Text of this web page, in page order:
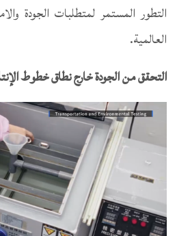
التطور المستمر لمتطلبات الجودة
العالمية.
التحقق من الجودة خارج نطاق خطوط الإنتاج